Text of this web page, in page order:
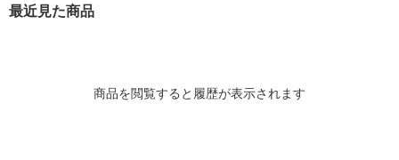
セット（2本） ライオ
最近見た商品
商品を閲覧すると履歴が表示されます